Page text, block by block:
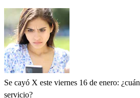
Se cayó X este viernes 16 de enero:
servicio?